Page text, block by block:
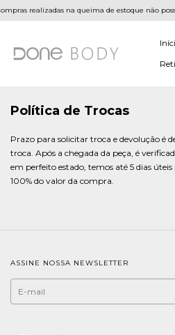
realizadas na queima de estoque não
Política de Trocas
Prazo para solicitar troca e devolução é
troca. Após a chegada da peça, é
em perfeito estado, temos até 5 dias
100% do valor da compra.
ASSINE NOSSA NEWSLETTER